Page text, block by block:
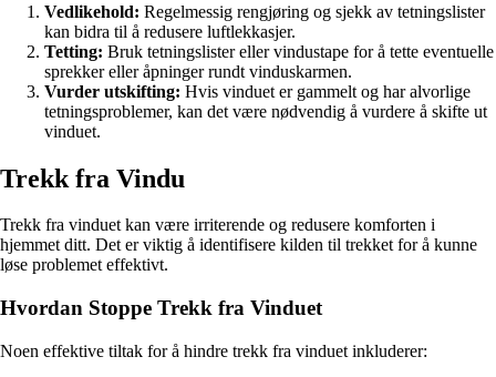
Vedlikehold: Regelmessig rengjøring og sjekk av tetningslister
kan bidra til å redusere luftlekkasjer.
Tetting: Bruk tetningslister eller vindustape for å tette eventuelle
sprekker eller åpninger rundt vinduskarmen.
Vurder utskifting: Hvis vinduet er gammelt og har alvorlige
tetningsproblemer, kan det være nødvendig å vurdere å skifte ut
vinduet.
Trekk fra Vindu
Trekk fra vinduet kan være irriterende og redusere komforten i
hjemmet ditt. Det er viktig å identifisere kilden til trekket for å kunne
løse problemet effektivt.
Hvordan Stoppe Trekk fra Vinduet
Noen effektive tiltak for å hindre trekk fra vinduet inkluderer: